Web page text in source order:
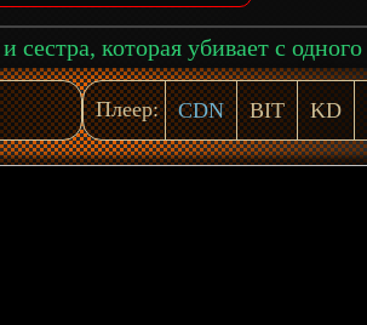
Плеер: CDN BIT KD